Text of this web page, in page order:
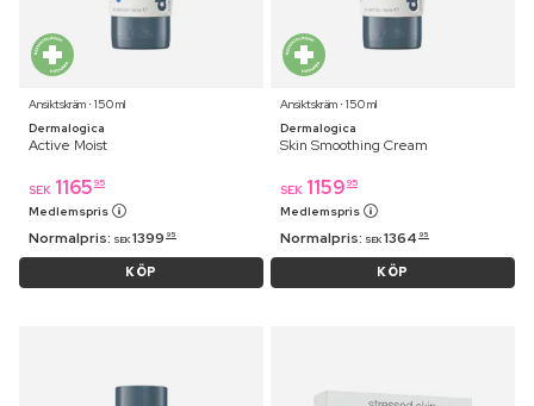
Ansiktskräm ⋅ 150 ml
Dermalogica
Active Moist
SEK 1165 95
Medlemspris
Normalpris: SEK 1399 95
KÖP
Ansiktskräm ⋅ 150 ml
Dermalogica
Skin Smoothing Cream
SEK 1159 95
Medlemspris
Normalpris: SEK 1364 95
KÖP